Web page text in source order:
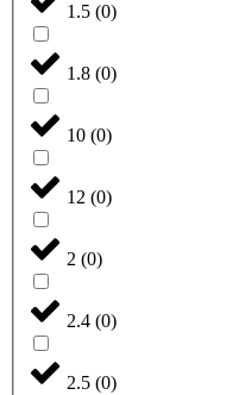
1.5 (0)
1.8 (0)
10 (0)
12 (0)
2 (0)
2.4 (0)
2.5 (0)